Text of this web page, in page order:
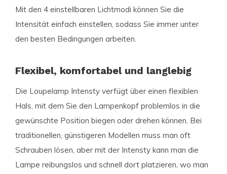
Mit den 4 einstellbaren Lichtmodi können Sie die
Intensität einfach einstellen, sodass Sie immer unter
den besten Bedingungen arbeiten.
Flexibel, komfortabel und langlebig
Die Loupelamp Intensty verfügt über einen flexiblen
Hals, mit dem Sie den Lampenkopf problemlos in die
gewünschte Position biegen oder drehen können. Bei
traditionellen, günstigeren Modellen muss man oft
Schrauben lösen, aber mit der Intensty kann man die
Lampe reibungslos und schnell dort platzieren, wo man